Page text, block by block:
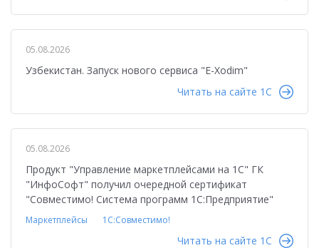
05.08.2026
Узбекистан. Запуск нового сервиса "E-Xodim"
Читать на сайте 1C
05.08.2026
Продукт "Управление маркетплейсами на 1С" ГК
"ИнфоСофт" получил очередной сертификат
"Совместимо! Система программ 1С:Предприятие"
Маркетплейсы 1С:Совместимо!
Читать на сайте 1C